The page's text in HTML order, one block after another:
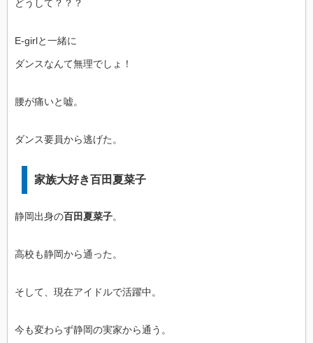
どうして？？？
E‐girlと一緒に
ダンスなんて無理でしょ！
腰が痛いと嘘。
ダンス要員から逃げた。
家族大好き百田夏菜子
静岡出身の百田夏菜子。
高校も静岡から通った。
そして、現在アイドルで活躍中。
今も変わらず静岡の実家から通う。